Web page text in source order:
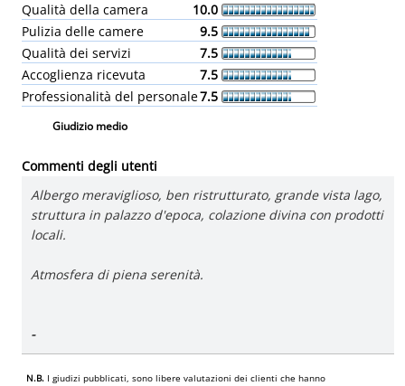
Qualità della camera
10.0
Pulizia delle camere
9.5
Qualità dei servizi
7.5
Accoglienza ricevuta
7.5
Professionalità del personale7.5
Giudizio medio
Commenti degli utenti
Albergo meraviglioso, ben ristrutturato, grande vista lago,
struttura in palazzo d'epoca, colazione divina con prodotti
locali.
Atmosfera di piena serenità.
-
N.B. I giudizi pubblicati, sono libere valutazioni dei clienti che hanno